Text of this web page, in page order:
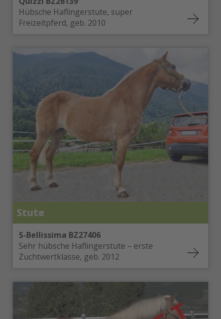
Hübsche Haflingerstute, super
Freizeitpferd, geb. 2010
Stute
S-Bellissima BZ27406
Sehr hübsche Haflingerstute – erste
Zuchtwertklasse, geb. 2012